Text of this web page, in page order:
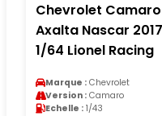
Chevrolet
Axalta Nascar
1/64 Lionel Racing
Marque : Chevrolet
Version : Camaro
Echelle : 1/43